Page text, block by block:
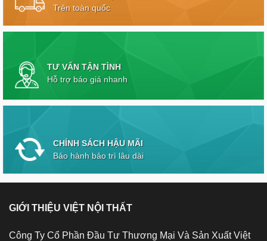
Trên toàn quốc
TƯ VẤN TẬN TÌNH
Hỗ trợ báo giá nhanh
CHÍNH SÁCH HẬU MÃI
Bảo hành bảo trì lâu dài
GIỚI THIỆU VIỆT NỘI THẤT
Công Ty Cổ Phần Đầu Tư Thương Mại Và Sản Xuất Việt